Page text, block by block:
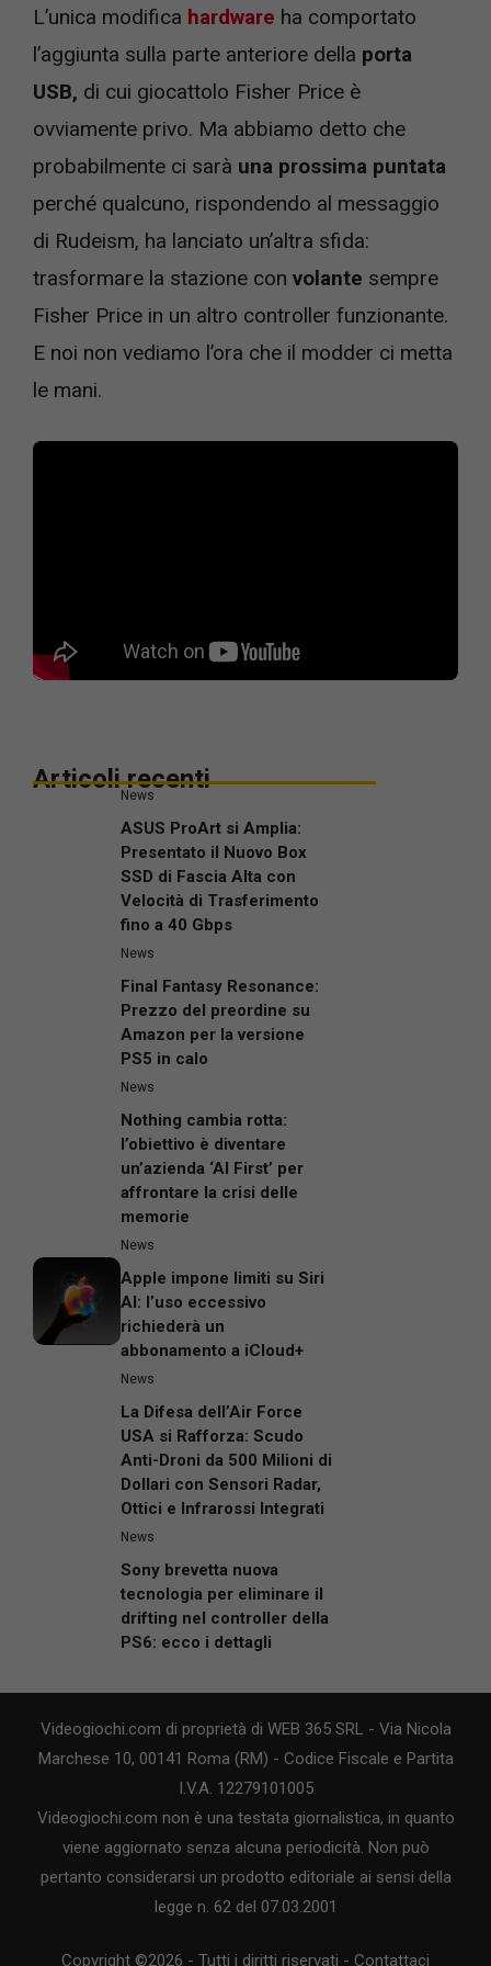
L’unica modifica hardware ha comportato
l’aggiunta sulla parte anteriore della porta
USB, di cui giocattolo Fisher Price è
ovviamente privo. Ma abbiamo detto che
probabilmente ci sarà una prossima puntata
perché qualcuno, rispondendo al messaggio
di Rudeism, ha lanciato un’altra sfida:
trasformare la stazione con volante sempre
Fisher Price in un altro controller funzionante.
E noi non vediamo l’ora che il modder ci metta
le mani.
Articoli recenti
News
ASUS ProArt si Amplia:
Presentato il Nuovo Box
SSD di Fascia Alta con
Velocità di Trasferimento
fino a 40 Gbps
News
Final Fantasy Resonance:
Prezzo del preordine su
Amazon per la versione
PS5 in calo
News
Nothing cambia rotta:
l’obiettivo è diventare
un’azienda ‘AI First’ per
affrontare la crisi delle
memorie
News
Apple impone limiti su Siri
AI: l’uso eccessivo
richiederà un
abbonamento a iCloud+
News
La Difesa dell’Air Force
USA si Rafforza: Scudo
Anti-Droni da 500 Milioni di
Dollari con Sensori Radar,
Ottici e Infrarossi Integrati
News
Sony brevetta nuova
tecnologia per eliminare il
drifting nel controller della
PS6: ecco i dettagli
Videogiochi.com di proprietà di WEB 365 SRL - Via Nicola
Marchese 10, 00141 Roma (RM) - Codice Fiscale e Partita
I.V.A. 12279101005
Videogiochi.com non è una testata giornalistica, in quanto
viene aggiornato senza alcuna periodicità. Non può
pertanto considerarsi un prodotto editoriale ai sensi della
legge n. 62 del 07.03.2001
Copyright ©2026 - Tutti i diritti riservati - Contattaci